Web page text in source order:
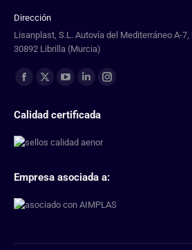
Dirección
Lisanplast, S.L. Autovía del Mediterráneo A-
30892 Librilla (Murcia)
Find us on:
Calidad certificada
Empresa asociada a: